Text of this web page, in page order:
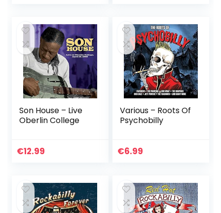
Son House – Live
Oberlin College
€12.99
Various – Roots Of
Psychobilly
€6.99